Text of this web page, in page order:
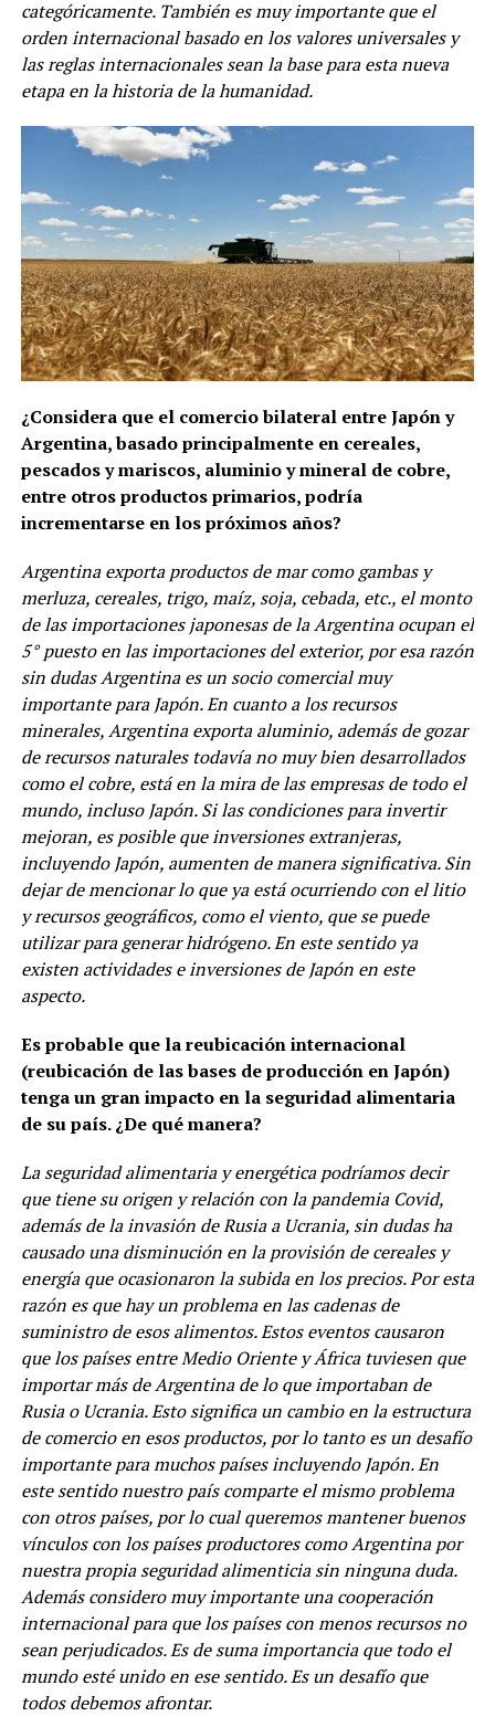
categóricamente. También es muy importante que el
orden internacional basado en los valores universales y
las reglas internacionales sean la base para esta nueva
etapa en la historia de la humanidad.
¿Considera que el comercio bilateral entre Japón y
Argentina, basado principalmente en cereales,
pescados y mariscos, aluminio y mineral de cobre,
entre otros productos primarios, podría
incrementarse en los próximos años?
Argentina exporta productos de mar como gambas y
merluza, cereales, trigo, maíz, soja, cebada, etc., el monto
de las importaciones japonesas de la Argentina ocupan el
5° puesto en las importaciones del exterior, por esa razón
sin dudas Argentina es un socio comercial muy
importante para Japón. En cuanto a los recursos
minerales, Argentina exporta aluminio, además de gozar
de recursos naturales todavía no muy bien desarrollados
como el cobre, está en la mira de las empresas de todo el
mundo, incluso Japón. Si las condiciones para invertir
mejoran, es posible que inversiones extranjeras,
incluyendo Japón, aumenten de manera significativa. Sin
dejar de mencionar lo que ya está ocurriendo con el litio
y recursos geográficos, como el viento, que se puede
utilizar para generar hidrógeno. En este sentido ya
existen actividades e inversiones de Japón en este
aspecto.
Es probable que la reubicación internacional
(reubicación de las bases de producción en Japón)
tenga un gran impacto en la seguridad alimentaria
de su país. ¿De qué manera?
La seguridad alimentaria y energética podríamos decir
que tiene su origen y relación con la pandemia Covid,
además de la invasión de Rusia a Ucrania, sin dudas ha
causado una disminución en la provisión de cereales y
energía que ocasionaron la subida en los precios. Por esta
razón es que hay un problema en las cadenas de
suministro de esos alimentos. Estos eventos causaron
que los países entre Medio Oriente y África tuviesen que
importar más de Argentina de lo que importaban de
Rusia o Ucrania. Esto significa un cambio en la estructura
de comercio en esos productos, por lo tanto es un desafío
importante para muchos países incluyendo Japón. En
este sentido nuestro país comparte el mismo problema
con otros países, por lo cual queremos mantener buenos
vínculos con los países productores como Argentina por
nuestra propia seguridad alimenticia sin ninguna duda.
Además considero muy importante una cooperación
internacional para que los países con menos recursos no
sean perjudicados. Es de suma importancia que todo el
mundo esté unido en ese sentido. Es un desafío que
todos debemos afrontar.